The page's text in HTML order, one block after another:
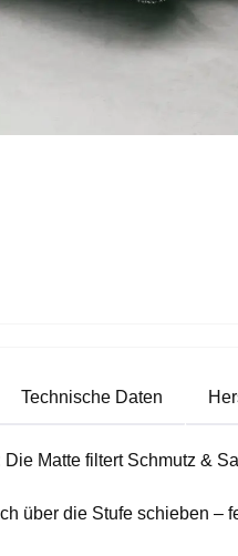
Technische Daten
Matte filtert Schmutz &
über die Stufe schieben